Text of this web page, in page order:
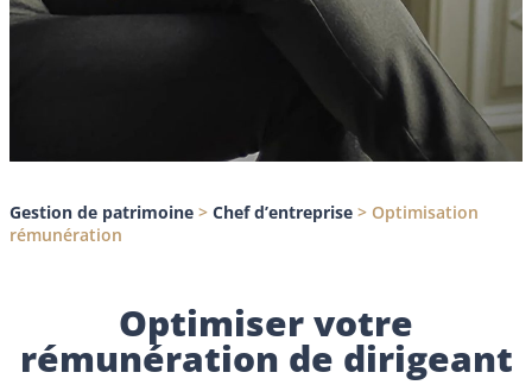
Gestion de patrimoine > Chef d’entreprise > Optimisation
rémunération
Optimiser votre
rémunération de dirigeant